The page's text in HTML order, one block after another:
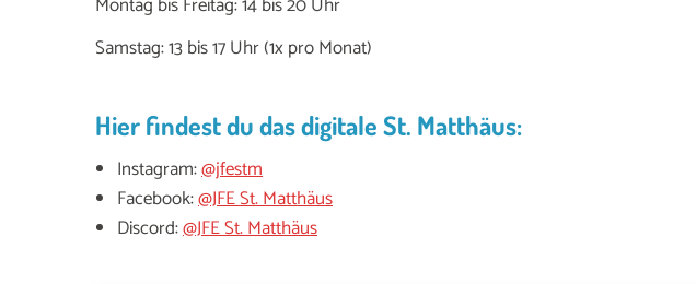
Samstag: 13 bis 17 Uhr (1x pro Monat)
Hier findest du das digitale St. Matthäus:
Instagram:@jfestm
Facebook:@JFE St. Matthäus
Discord:@JFE St. Matthäus